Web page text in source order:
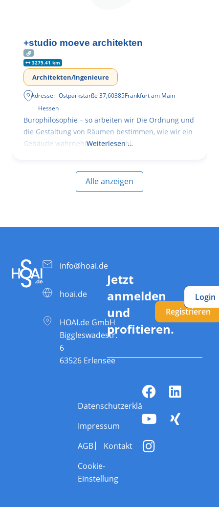
+studio moeve architekten
3275.41 km
Architekten/Ingenieure
Adresse: Ostparkstarße 37,60385Frankfurt am Main
Hessen
Bürophilosophie – so arbeiten wir Die Ordnung und
die Gestaltung von Räumen bestimmen, wie wir ein
Gebäude wahrnehmen, wie wohl
Weiterlesen …
Alle anzeigen
info@hoai.de
hoai.de
HOAI.de GmbH
Biggleswadestr.
6
63526 Erlensee
Jetzt
anmelden
und
profitieren.
Registrieren
Login
Datenschutzerklärung
Impressum
AGB
Kontakt
Cookie-
Einstellung